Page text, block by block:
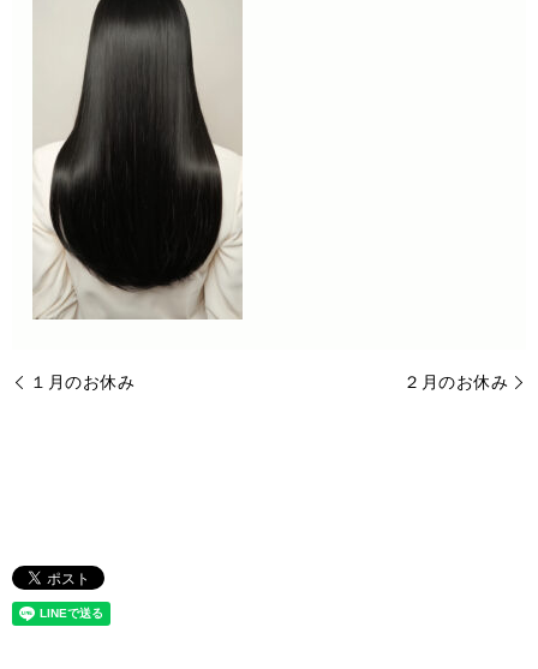
１月のお休み ２月のお休み